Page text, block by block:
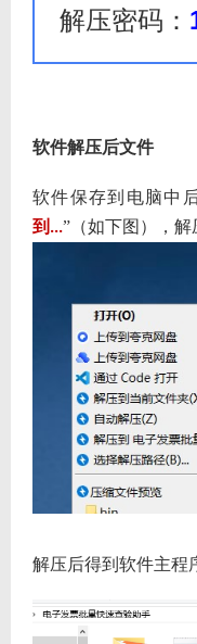
解压密码：
软件解压后文件
软件保存到电脑中
到 ...”（如下图），解
解压后得到软件主程